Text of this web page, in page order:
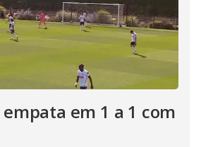
em 1 a 1 com